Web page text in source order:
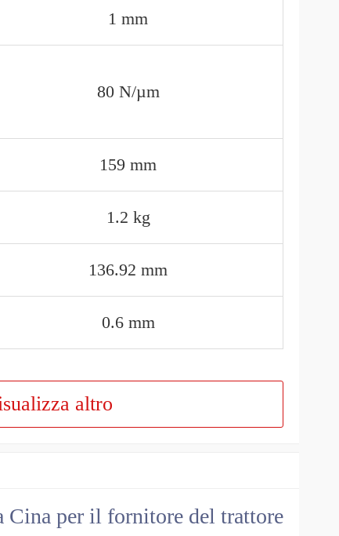
1 mm
80 N/µm
159 mm
1.2 kg
136.92 mm
0.6 mm
altro
Cina per il fornitore del trattore